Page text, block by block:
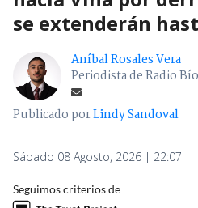
se extenderán
Aníbal Rosales Vera
Periodista de Radio
Publicado porLindy Sandoval
Sábado 08 Agosto, 2026 | 22:07
Seguimos criterios de